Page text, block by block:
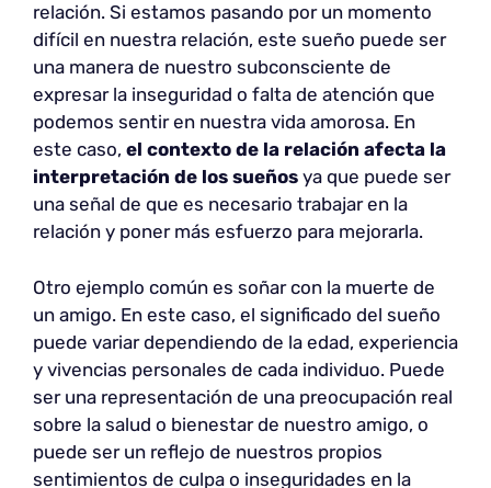
relación. Si estamos pasando por un momento
difícil en nuestra relación, este sueño puede ser
una manera de nuestro subconsciente de
expresar la inseguridad o falta de atención que
podemos sentir en nuestra vida amorosa. En
este caso, el contexto de la relación afecta la
interpretación de los sueños ya que puede ser
una señal de que es necesario trabajar en la
relación y poner más esfuerzo para mejorarla.
Otro ejemplo común es soñar con la muerte de
un amigo. En este caso, el significado del sueño
puede variar dependiendo de la edad, experiencia
y vivencias personales de cada individuo. Puede
ser una representación de una preocupación real
sobre la salud o bienestar de nuestro amigo, o
puede ser un reflejo de nuestros propios
sentimientos de culpa o inseguridades en la